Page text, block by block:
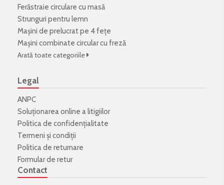
Ferăstraie circulare cu masă
Strunguri pentru lemn
Mașini de prelucrat pe 4 fețe
Mașini combinate circular cu freză
Arată toate categoriile
Legal
ANPC
Soluționarea online a litigiilor
Politica de confidenţialitate
Termeni şi condiţii
Politica de returnare
Formular de retur
Contact